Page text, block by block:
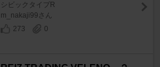
シビックタイプR
m_nakaji99さん
273
0